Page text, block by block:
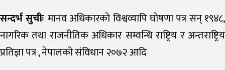
सन्दर्भ सुचीः मानव अधिकारको विश्वव्यापि घोषणा पत्र सन् १९४८,
नागरिक तथा राजनीतिक अधिकार सम्वन्धि राष्ट्रिय र अन्तराष्ट्रिय
प्रतिज्ञा पत्र , नेपालको संविधान २०७२ आदि